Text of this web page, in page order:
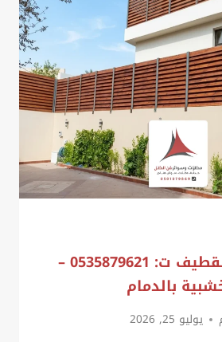
سواتر خشب القطيف ت: 0535879621 –
بالدمام
يوليو 25, 2026